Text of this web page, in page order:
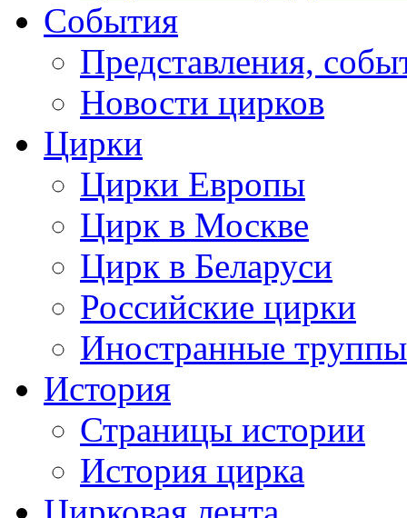
События
Представления,
Новости цирков
Цирки
Цирки Европы
Цирк в Москве
Цирк в Беларуси
Российские цирки
Иностранные труппы
История
Страницы истории
История цирка